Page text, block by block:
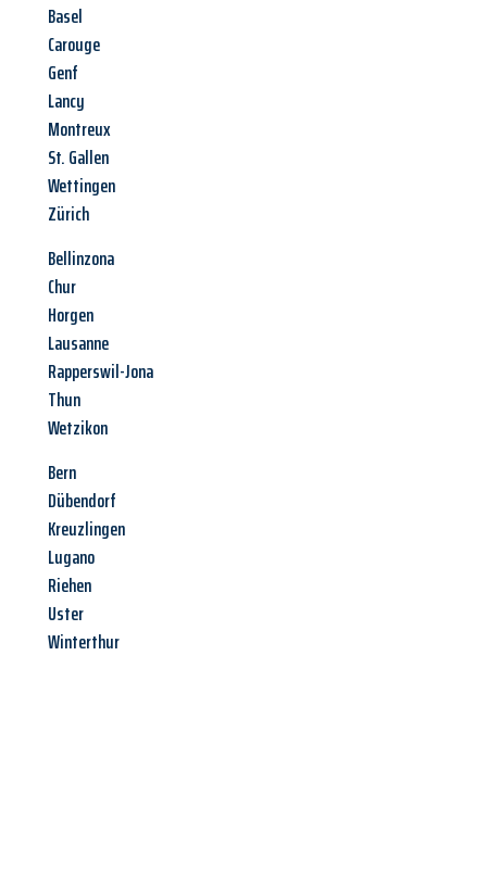
Basel
Carouge
Genf
Lancy
Montreux
St. Gallen
Wettingen
Zürich
Bellinzona
Chur
Horgen
Lausanne
Rapperswil-Jona
Thun
Wetzikon
Bern
Dübendorf
Kreuzlingen
Lugano
Riehen
Uster
Winterthur